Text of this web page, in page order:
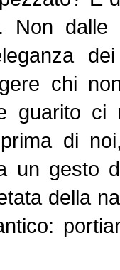
Non
chi
guarito
di
un gesto
della